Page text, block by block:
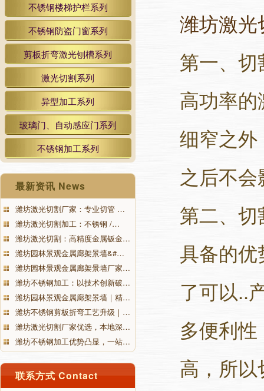
不锈钢楼梯护栏系列
不锈钢防盗门窗系列
剪板折弯激光刨槽系列
激光切割系列
异型加工系列
玻璃门、自动感应门系列
不锈钢加工系列
最新资讯 News
潍坊激光切割厂家：专业切管 …
潍坊激光切割加工：不锈钢 /…
潍坊激光切割：高精度金属钣金…
潍坊园林景观金属廊架景墙&#…
潍坊园林景观金属廊架景墙厂家…
潍坊不锈钢加工：以技术创新破…
潍坊园林景观金属廊架景墙｜精…
潍坊不锈钢剪板折弯工艺升级｜…
潍坊激光切割厂家优选，本地深…
潍坊不锈钢加工优势凸显，一站…
联系方式 Contact
潍坊激光
第一、
高功率
细窄之
之后不
第二、
具备的
了可以..
多便利
高，所